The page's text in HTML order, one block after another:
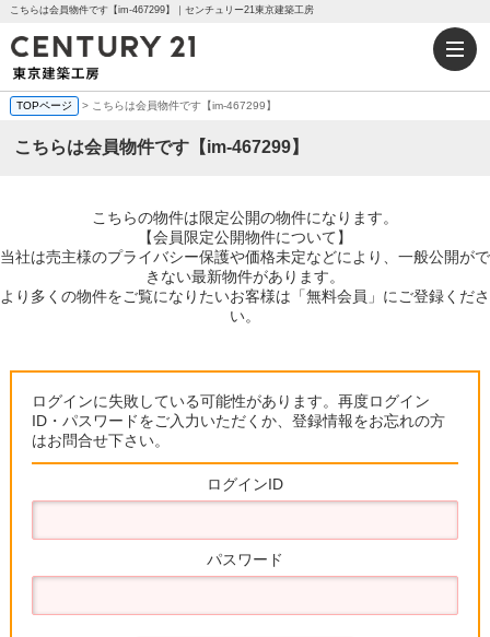
こちらは会員物件です【im-467299】｜センチュリー21東京建築工房
TOPページ > こちらは会員物件です【im-467299】
こちらは会員物件です【im-467299】
こちらの物件は限定公開の物件になります。
【会員限定公開物件について】
当社は売主様のプライバシー保護や価格未定などにより、一般公開がで
きない最新物件があります。
より多くの物件をご覧になりたいお客様は「無料会員」にご登録くださ
い。
ログインに失敗している可能性があります。再度ログイン
ID・パスワードをご入力いただくか、登録情報をお忘れの方
はお問合せ下さい。
ログインID
パスワード